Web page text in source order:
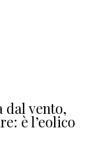
dal vento,
è l’eolico